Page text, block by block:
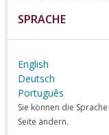
Home De
SPRACHE
English
Deutsch
Português
Sie können die
Seite ändern.